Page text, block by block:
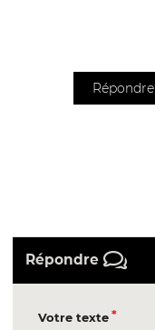
Répondre
Répondre
Votre texte